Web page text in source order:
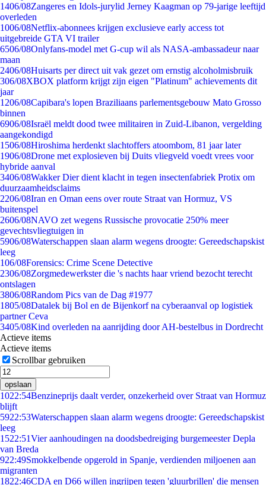
1406/08Zangeres en Idols-jurylid Jerney Kaagman op 79-jarige leeftijd
overleden
1006/08Netflix-abonnees krijgen exclusieve early access tot
uitgebreide GTA VI trailer
6506/08Onlyfans-model met G-cup wil als NASA-ambassadeur naar
maan
2406/08Huisarts per direct uit vak gezet om ernstig alcoholmisbruik
306/08XBOX platform krijgt zijn eigen "Platinum" achievements dit
jaar
1206/08Capibara's lopen Braziliaans parlementsgebouw Mato Grosso
binnen
6906/08Israël meldt dood twee militairen in Zuid-Libanon, vergelding
aangekondigd
1506/08Hiroshima herdenkt slachtoffers atoombom, 81 jaar later
1906/08Drone met explosieven bij Duits vliegveld voedt vrees voor
hybride aanval
3406/08Wakker Dier dient klacht in tegen insectenfabriek Protix om
duurzaamheidsclaims
2206/08Iran en Oman eens over route Straat van Hormuz, VS
buitenspel
2606/08NAVO zet wegens Russische provocatie 250% meer
gevechtsvliegtuigen in
5906/08Waterschappen slaan alarm wegens droogte: Gereedschapskist
leeg
106/08Forensics: Crime Scene Detective
2306/08Zorgmedewerkster die 's nachts haar vriend bezocht terecht
ontslagen
3806/08Random Pics van de Dag #1977
1805/08Datalek bij Bol en de Bijenkorf na cyberaanval op logistiek
partner Ceva
3405/08Kind overleden na aanrijding door AH-bestelbus in Dordrecht
Actieve items
Actieve items
Scrollbar gebruiken
opslaan
1022:54Benzineprijs daalt verder, onzekerheid over Straat van Hormuz
blijft
5922:53Waterschappen slaan alarm wegens droogte: Gereedschapskist
leeg
1522:51Vier aanhoudingen na doodsbedreiging burgemeester Depla
van Breda
922:49Smokkelbende opgerold in Spanje, verdienden miljoenen aan
migranten
1822:46CDA en D66 willen ingrijpen tegen 'gluurbrillen' die mensen